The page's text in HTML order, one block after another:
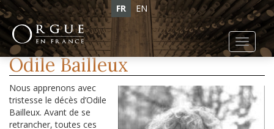
FR EN
Odile Bailleux
Nous apprenons avec
tristesse le décès d’Odile
Bailleux. Avant de se
retrancher, toutes ces